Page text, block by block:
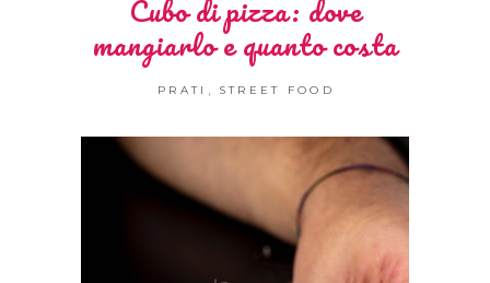
Cubo di pizza: dove
mangiarlo e quanto costa
PRATI STREET FOOD